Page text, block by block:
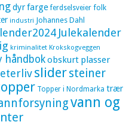
dyrfarge ferdselsveier folk
industri Johannes Dahl
Julekalender
kriminalitet Krokskogveggen
håndbokobskurt plasser
slidersteiner
Topper i Nordmarka trær
vann og